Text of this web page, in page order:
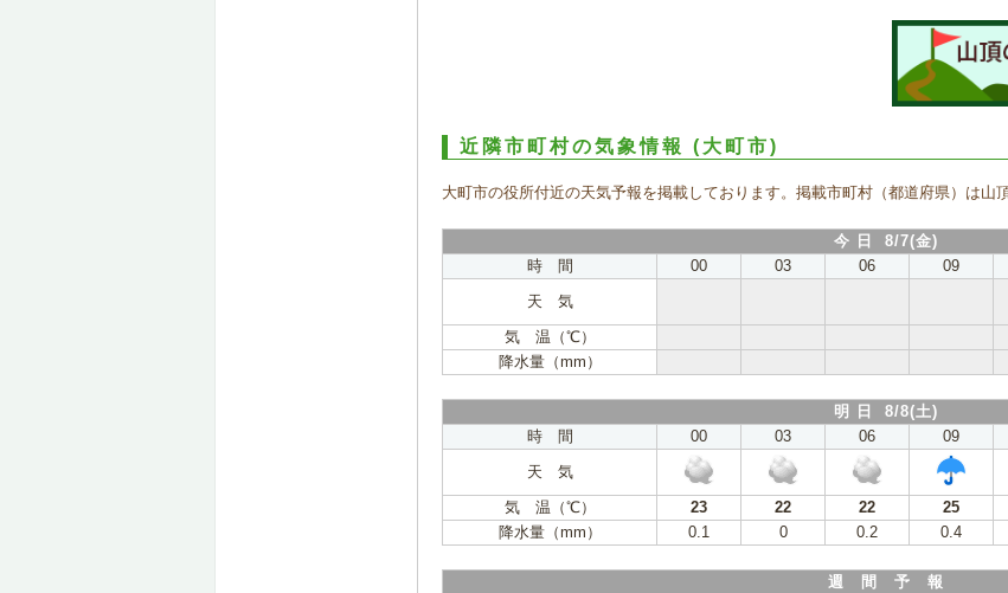
近隣市町村の気象情報 (大町市)
大町市の役所付近の天気予報を掲載しております。掲載市町村（都道府県）は山
今 日 8/7(金)
時 間
00 03 06 09
天 気
気 温（℃）
降水量（mm）
明 日 8/8(土)
時 間
00 03 06 09
天 気
気 温（℃）
23 22 22 25
降水量（mm）
0.1 0 0.2 0.4
週 間 予 報